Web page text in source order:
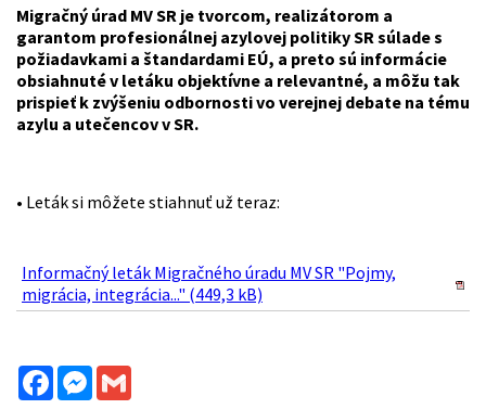
Migračný úrad MV SR je tvorcom, realizátorom a
garantom profesionálnej azylovej politiky SR súlade s
požiadavkami a štandardami EÚ, a preto sú informácie
obsiahnuté v letáku objektívne a relevantné, a môžu tak
prispieť k zvýšeniu odbornosti vo verejnej debate na tému
azylu a utečencov v SR.
• Leták si môžete stiahnuť už teraz:
Informačný leták Migračného úradu MV SR "Pojmy,
migrácia, integrácia..." (449,3 kB)
FacebookMessenger